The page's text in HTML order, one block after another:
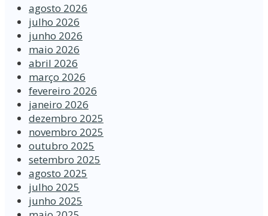
agosto 2026
julho 2026
junho 2026
maio 2026
abril 2026
março 2026
fevereiro 2026
janeiro 2026
dezembro 2025
novembro 2025
outubro 2025
setembro 2025
agosto 2025
julho 2025
junho 2025